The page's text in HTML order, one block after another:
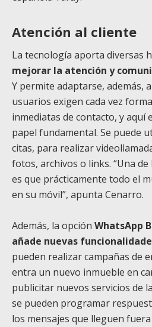
Atención al cliente
La tecnología aporta diversas
mejorar la atención y
Y permite adaptarse, además,
usuarios exigen cada vez
inmediatas de contacto, y aquí
papel fundamental. Se puede
citas, para realizar
fotos, archivos o links. “Una
es que prácticamente todo el
en su móvil”, apunta Cenarro.
Además, la opción WhatsApp
añade nuevas
pueden realizar campañas de
entra un nuevo inmueble en
publicitar nuevos servicios de
se pueden programar
los mensajes que lleguen